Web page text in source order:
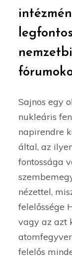
Sajnos egy
nukleáris
napirendre
által, az
fontossága
nézettel,
felelőssége
vagy az azt
felelős